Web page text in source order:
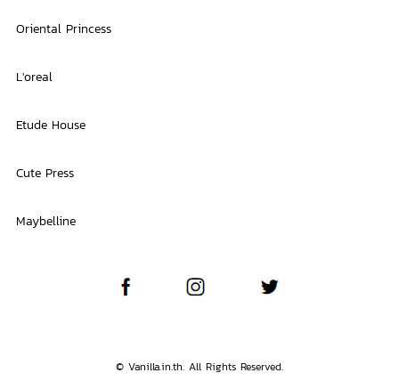
Oriental Princess
L'oreal
Etude House
Cute Press
Maybelline
© Vanilla.in.th. All Rights Reserved.